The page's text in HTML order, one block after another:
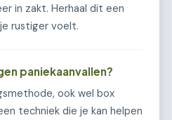
in zakt. Herhaal dit een
rustiger voelt.
paniekaanvallen?
ook wel box
techniek die je kan helpen